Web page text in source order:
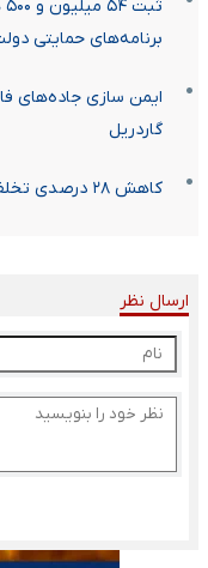
برنامه‌های حمایتی
ایمن سازی جاده‌های
گاردریل
کاهش ۲۸ درصدی تخلفات اضافه‌بار خودروها در خوزستان
ارسال نظر